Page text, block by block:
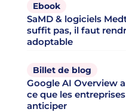
Ebook
SaMD & logiciels
suffit pas, il faut
adoptable
Billet de blog
Google AI Overview
ce que les
anticiper